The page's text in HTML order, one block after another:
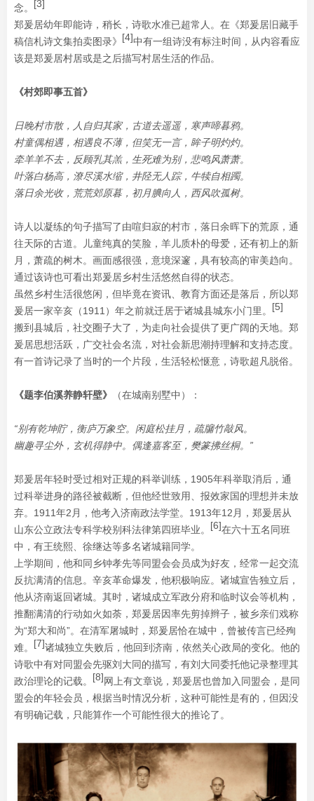
念。 [3]
郑爰居幼年即能诗，稍长，诗歌水准已超常人。在《郑爰居旧藏手
稿信札诗文集拍卖图录》 [4]中有一组诗没有标注时间，从内容看应
该是郑爰居村居或是之后描写村居生活的作品。
《村郊即事五首》
日晚村市散，人自归其家，古道去遥遥，寒声啼暮鸦。
村童偶相遇，相遇良不薄，但笑无一言，眸子明灼灼。
牵羊羊不去，反顾乳其羔，生死难为别，悲鸣风萧萧。
叶落白杨高，潦尽溪水缩，井陉无人踪，牛犊自相躅。
落日余光收，荒荒郊原暮，初月腆向人，西风吹孤树。
诗人以凝练的句子描写了由喧归寂的村市，落日余晖下的荒原，通
往天际的古道。儿童纯真的笑脸，羊儿质朴的母爱，还有初上的新
月，萧疏的树木。画面感很强，意境深邃，具有较高的审美趋向。
通过该诗也可看出郑爰居乡村生活悠然自得的状态。
虽然乡村生活很悠闲，但毕竟在资讯、教育方面还是落后，所以郑
爰居一家辛亥（1911）年之前就迁居于诸城县城东小门里。 [5]
搬到县城后，社交圈子大了，为走向社会提供了更广阔的天地。郑
爰居思想活跃，广交社会名流，对社会新思潮持理解和支持态度。
有一首诗记录了当时的一个片段，生活轻松惬意，诗歌超凡脱俗。
《题李伯溪养静轩壁》 （在城南别墅中）：
“别有乾坤貯，衡庐万象空。闲庭松挂月，疏牖竹敲风。
幽趣寻尘外，玄机得静中。偶逢嘉客至，樊篆拂丝桐。”
郑爰居年轻时受过相对正规的科举训练，1905年科举取消后，通
过科举进身的路径被截断，但他经世致用、报效家国的理想并未放
弃。1911年2月，他考入济南政法学堂。1913年12月，郑爰居从
山东公立政法专科学校别科法律第四班毕业。 [6]在六十五名同班
中，有王统熙、徐继达等多名诸城籍同学。
上学期间，他和同乡钟孝先等同盟会会员成为好友，经常一起交流
反抗满清的信息。辛亥革命爆发，他积极响应。诸城宣告独立后，
他从济南返回诸城。其时，诸城成立军政分府和临时议会等机构，
推翻满清的行动如火如荼，郑爰居因率先剪掉辫子，被乡亲们戏称
为“郑大和尚”。在清军屠城时，郑爰居恰在城中，曾被传言已经殉
难。 [7]诸城独立失败后，他回到济南，依然关心政局的变化。他的
诗歌中有对同盟会先驱刘大同的描写，有刘大同委托他记录整理其
政治理论的记载。 [8]网上有文章说，郑爰居也曾加入同盟会，是同
盟会的年轻会员，根据当时情况分析，这种可能性是有的，但因没
有明确记载，只能算作一个可能性很大的推论了。